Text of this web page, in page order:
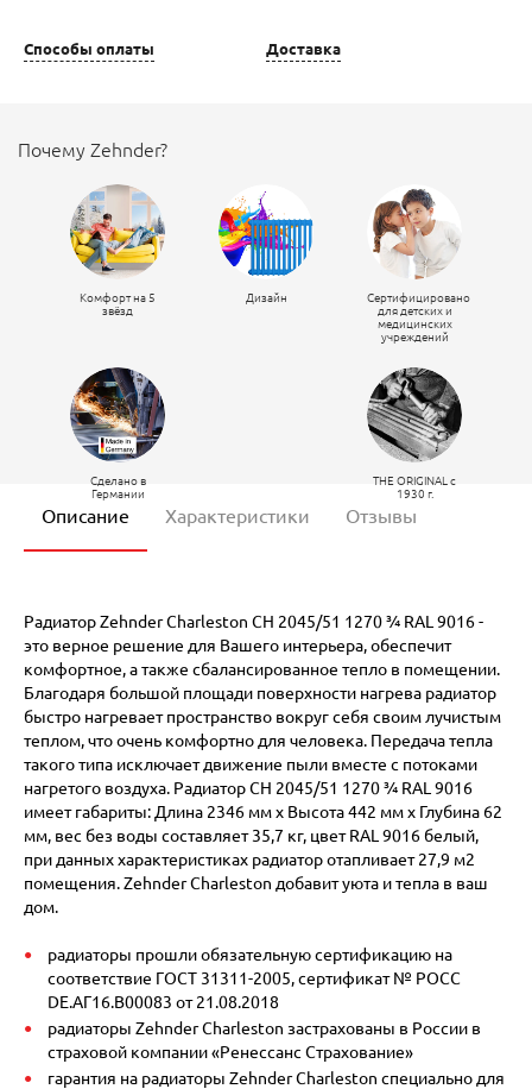
Способы оплаты Доставка
Почему Zehnder?
Комфорт на 5
звёзд
Дизайн
Сертифицировано
для детских и
медицинских
учреждений
Сделано в
Германии
THE ORIGINAL c
1930 г.
Описание Характеристики Отзывы
Радиатор Zehnder Charleston CH 2045/51 1270 ¾ RAL 9016 -
это верное решение для Вашего интерьера, обеспечит
комфортное, а также сбалансированное тепло в помещении.
Благодаря большой площади поверхности нагрева радиатор
быстро нагревает пространство вокруг себя своим лучистым
теплом, что очень комфортно для человека. Передача тепла
такого типа исключает движение пыли вместе с потоками
нагретого воздуха. Радиатор CH 2045/51 1270 ¾ RAL 9016
имеет габариты: Длина 2346 мм х Высота 442 мм х Глубина 62
мм, вес без воды составляет 35,7 кг, цвет RAL 9016 белый,
при данных характеристиках радиатор отапливает 27,9 м2
помещения. Zehnder Charleston добавит уюта и тепла в ваш
дом.
радиаторы прошли обязательную сертификацию на
соответствие ГОСТ 31311-2005, сертификат № POCC
DE.АГ16.В00083 от 21.08.2018
радиаторы Zehnder Charleston застрахованы в России в
страховой компании «Ренессанс Страхование»
гарантия на радиаторы Zehnder Charleston специально для